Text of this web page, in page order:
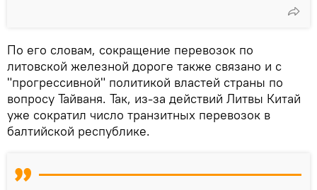
По его словам, сокращение перевозок по
литовской железной дороге также связано и с
"прогрессивной" политикой властей страны по
вопросу Тайваня. Так, из-за действий Литвы Китай
уже сократил число транзитных перевозок в
балтийской республике.